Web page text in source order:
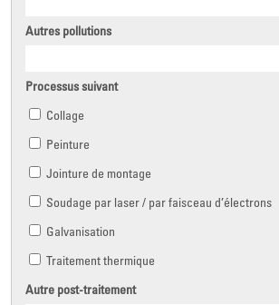
Autres pollutions
Processus suivant
Collage
Peinture
Jointure de montage
Soudage par laser / par faisceau d’électrons
Galvanisation
Traitement thermique
Autre post-traitement